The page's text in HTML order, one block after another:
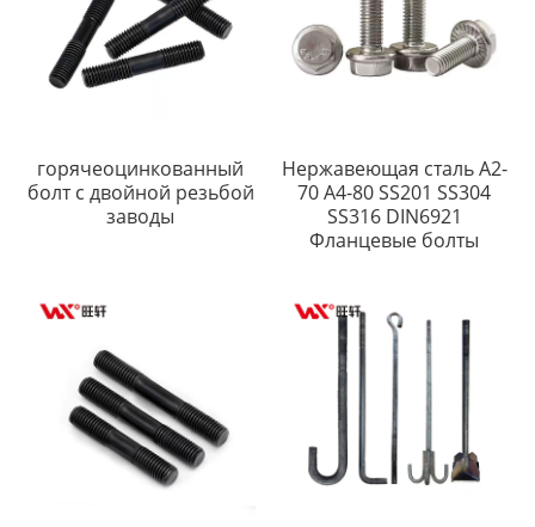
горячеоцинкованный
болт с двойной резьбой
заводы
Нержавеющая сталь A2-
70 A4-80 SS201 SS304
SS316 DIN6921
Фланцевые болты